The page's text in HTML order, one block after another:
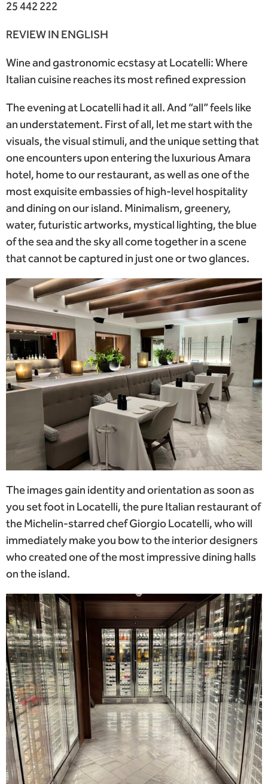
25 442 222
REVIEW IN ENGLISH
Wine and gastronomic ecstasy at Locatelli: Where
Italian cuisine reaches its most refined expression
The evening at Locatelli had it all. And “all” feels like
an understatement. First of all, let me start with the
visuals, the visual stimuli, and the unique setting that
one encounters upon entering the luxurious Amara
hotel, home to our restaurant, as well as one of the
most exquisite embassies of high-level hospitality
and dining on our island. Minimalism, greenery,
water, futuristic artworks, mystical lighting, the blue
of the sea and the sky all come together in a scene
that cannot be captured in just one or two glances.
The images gain identity and orientation as soon as
you set foot in Locatelli, the pure Italian restaurant of
the Michelin-starred chef Giorgio Locatelli, who will
immediately make you bow to the interior designers
who created one of the most impressive dining halls
on the island.